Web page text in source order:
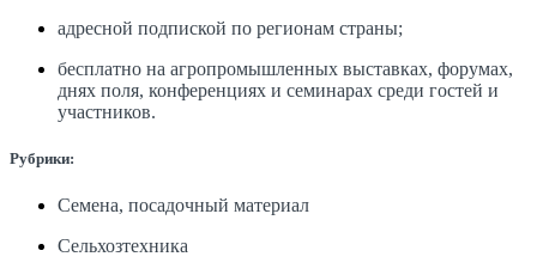
адресной подпиской по регионам страны;
бесплатно на агропромышленных выставках, форумах,
днях поля, конференциях и семинарах среди гостей и
участников.
Рубрики:
Семена, посадочный материал
Сельхозтехника